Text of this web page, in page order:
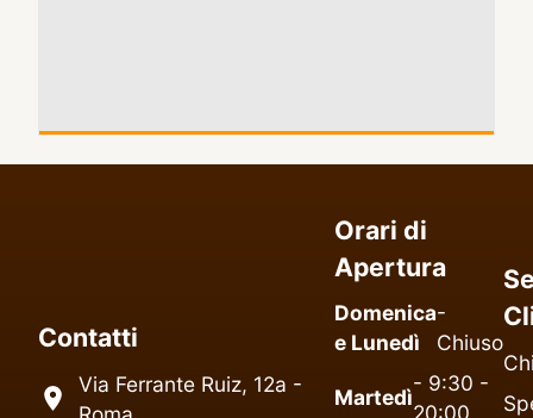
Contatti
Via Ferrante Ruiz, 12a -
Orari di
Apertura
Domenica
e Lunedì
-
Chiuso
Martedì
- 9:30 -
20:00